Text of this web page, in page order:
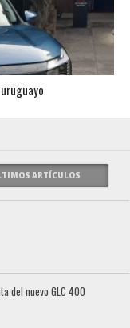
ARTÍCULOS
del nuevo GLC 400